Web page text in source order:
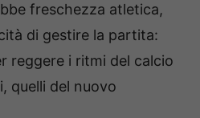
freschezza atletica,
di gestire la partita:
reggere i ritmi del calcio
quelli del nuovo